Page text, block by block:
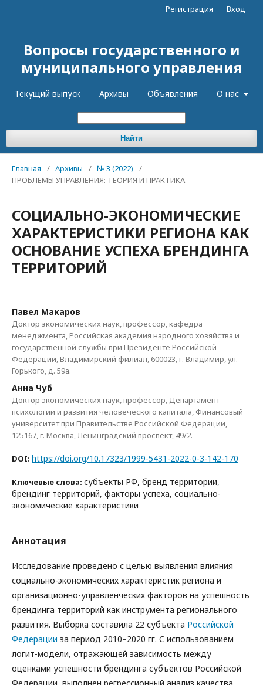
Вопросы государственного и
муниципального управления
Текущий выпуск Архивы Объявления О нас
Найти
Регистрация Вход
Главная / Архивы / № 3 (2022)
/
ПРОБЛЕМЫ УПРАВЛЕНИЯ: ТЕОРИЯ И ПРАКТИКА
СОЦИАЛЬНО-ЭКОНОМИЧЕСКИЕ
ХАРАКТЕРИСТИКИ РЕГИОНА КАК
ОСНОВАНИЕ УСПЕХА БРЕНДИНГА
ТЕРРИТОРИЙ
Павел Макаров
Доктор экономических наук, профессор, кафедра
менеджмента, Российская академия народного хозяйства и
государственной службы при Президенте Российской
Федерации, Владимирский филиал, 600023, г. Владимир, ул.
Горького, д. 59а.
Анна Чуб
Доктор экономических наук, профессор, Департамент
психологии и развития человеческого капитала, Финансовый
университет при Правительстве Российской Федерации,
125167, г. Москва, Ленинградский проспект, 49/2.
DOI: https://doi.org/10.17323/1999-5431-2022-0-3-142-170
Ключевые слова: субъекты РФ, бренд территории,
брендинг территорий, факторы успеха, социально-
экономические характеристики
Аннотация
Исследование проведено с целью выявления влияния
социально-экономических характеристик региона и
организационно-управленческих факторов на успешность
брендинга территорий как инструмента регионального
развития. Выборка составила 22 субъекта Российской
Федерации за период 2010–2020 гг. С использованием
логит-модели, отражающей зависимость между
оценками успешности брендинга субъектов Российской